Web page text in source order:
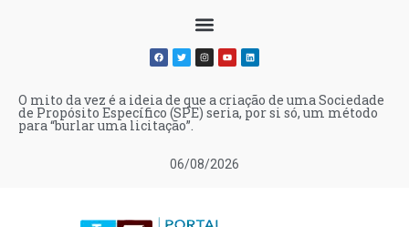
06/08/2026
O mito da vez é a ideia de que a criação de uma Sociedade
de Propósito Específico (SPE) seria, por si só, um método
para “burlar uma licitação”.